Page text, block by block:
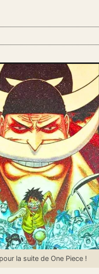
la suite de One Piece !